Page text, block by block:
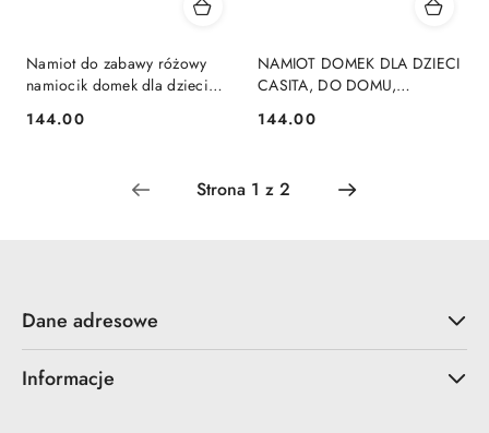
Namiot do zabawy różowy
namiocik domek dla dzieci
Cena:
144.00
NAMIOT DOMEK DLA DZIECI
CASITA, DO DOMU,
KOLOROWY
Cena:
144.00
Dane adresowe
Informacje